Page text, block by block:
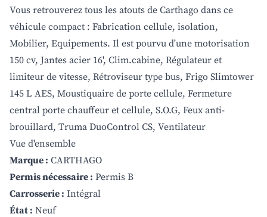
Vous retrouverez tous les atouts de Carthago dans ce
véhicule compact : Fabrication cellule, isolation,
Mobilier, Equipements. Il est pourvu d'une motorisation
150 cv, Jantes acier 16', Clim.cabine, Régulateur et
limiteur de vitesse, Rétroviseur type bus, Frigo Slimtower
145 L AES, Moustiquaire de porte cellule, Fermeture
central porte chauffeur et cellule, S.O.G, Feux anti-
brouillard, Truma DuoControl CS, Ventilateur
Vue d'ensemble
Marque : CARTHAGO
Permis nécessaire : Permis B
Carrosserie : Intégral
État : Neuf